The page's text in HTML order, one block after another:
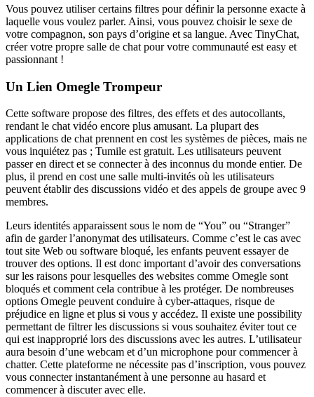
Vous pouvez utiliser certains filtres pour définir la personne exacte à
laquelle vous voulez parler. Ainsi, vous pouvez choisir le sexe de
votre compagnon, son pays d’origine et sa langue. Avec TinyChat,
créer votre propre salle de chat pour votre communauté est easy et
passionnant !
Un Lien Omegle Trompeur
Cette software propose des filtres, des effets et des autocollants,
rendant le chat vidéo encore plus amusant. La plupart des
applications de chat prennent en cost les systèmes de pièces, mais ne
vous inquiétez pas ; Tumile est gratuit. Les utilisateurs peuvent
passer en direct et se connecter à des inconnus du monde entier. De
plus, il prend en cost une salle multi-invités où les utilisateurs
peuvent établir des discussions vidéo et des appels de groupe avec 9
membres.
Leurs identités apparaissent sous le nom de “You” ou “Stranger”
afin de garder l’anonymat des utilisateurs. Comme c’est le cas avec
tout site Web ou software bloqué, les enfants peuvent essayer de
trouver des options. Il est donc important d’avoir des conversations
sur les raisons pour lesquelles des websites comme Omegle sont
bloqués et comment cela contribue à les protéger. De nombreuses
options Omegle peuvent conduire à cyber-attaques, risque de
préjudice en ligne et plus si vous y accédez. Il existe une possibility
permettant de filtrer les discussions si vous souhaitez éviter tout ce
qui est inapproprié lors des discussions avec les autres. L’utilisateur
aura besoin d’une webcam et d’un microphone pour commencer à
chatter. Cette plateforme ne nécessite pas d’inscription, vous pouvez
vous connecter instantanément à une personne au hasard et
commencer à discuter avec elle.